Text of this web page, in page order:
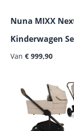
Nuna MIXX
Kinderwagen
incl. Maxi Cosi
Van € 999,90